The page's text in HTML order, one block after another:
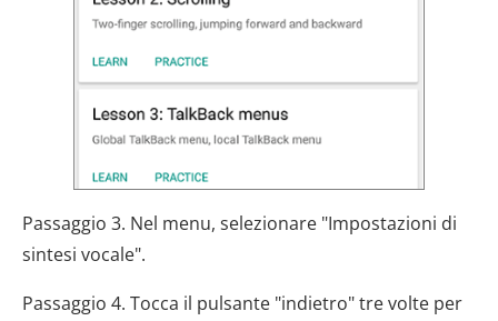
Passaggio 3. Nel menu, selezionare "Impostazioni di
sintesi vocale".
Passaggio 4. Tocca il pulsante "indietro" tre volte per